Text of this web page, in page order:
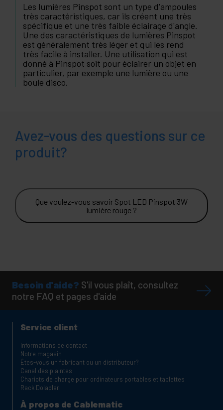
Les lumières Pinspot sont un type d'ampoules
très caractéristiques, car ils créent une très
spécifique et une très faible éclairage d'angle.
Une des caractéristiques de lumières Pinspot
est généralement très léger et qui les rend
très facile à installer. Une utilisation qui est
donné à Pinspot soit pour éclairer un objet en
particulier, par exemple une lumière ou une
boule disco.
Avez-vous des questions sur ce
produit?
Que voulez-vous savoir Spot LED Pinspot 3W
lumière rouge ?
Besoin d'aide? S'il vous plaît, consultez
notre FAQ et pages d'aide
Service client
Informations de contact
Notre magasin
Êtes-vous un fabricant ou un distributeur?
Canal des plaintes
Chariots de charge pour ordinateurs portables et tablettes
Rack Dolapları
À propos de Cablematic